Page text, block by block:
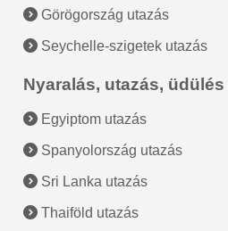
Görögország utazás
Seychelle-szigetek utazás
Nyaralás, utazás, üdülés
Egyiptom utazás
Spanyolország utazás
Sri Lanka utazás
Thaiföld utazás